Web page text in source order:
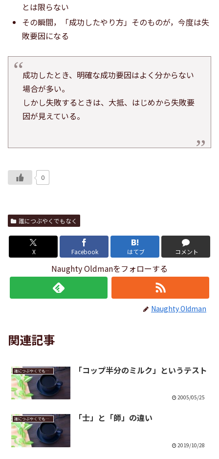
とは限らない
その瞬間，「成功したやり方」そのものが，今度は失
敗要因になる
成功したとき、明確な成功要因はよく分からない
場合が多い。
しかし失敗するときは、大抵、はじめから失敗要
因が見えている。
0
誰につぶやくでもなく
X Facebook はてブ コメント
Naughty Oldmanをフォローする
Naughty Oldman
関連記事
誰につぶやくでもなく 「コップ半分のミルク」というテスト
2005/05/25
誰につぶやくでもなく 「士」と「師」の違い
2019/10/28